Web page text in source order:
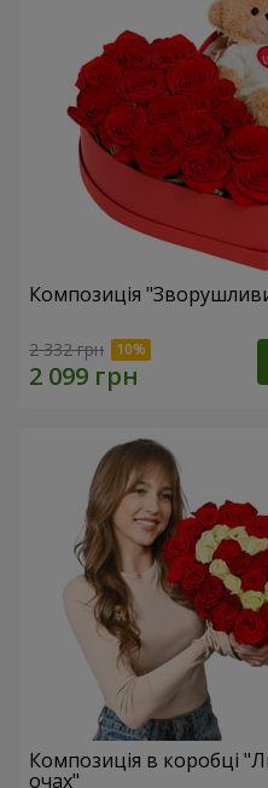
Композиція
2 332 грн
Композиція в коробці
очах"